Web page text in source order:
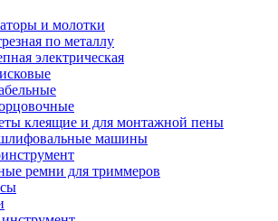
и молотки
по металлу
электрическая
клеящие и для монтажной пены
машины
ремни для триммеров